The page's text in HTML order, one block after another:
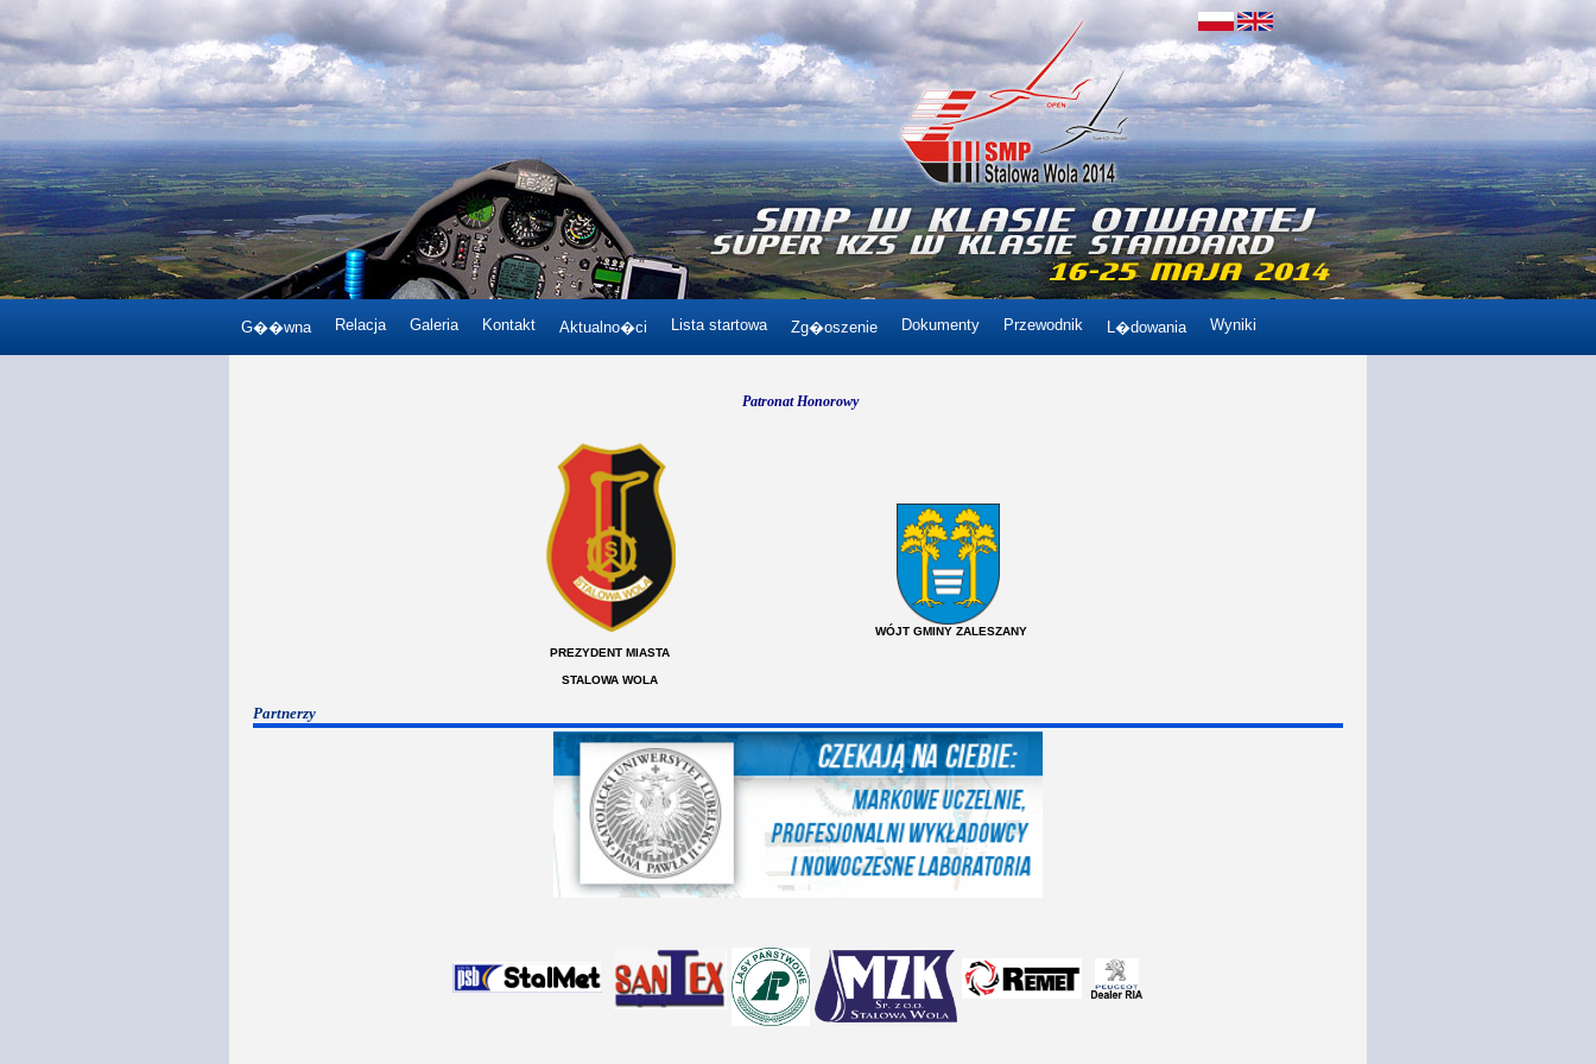
G��wna Relacja Galeria Kontakt Aktualno�ci Lista startowa Zg�oszenie Dokumenty Przewodnik L�dowania Wyniki
Patronat Honorowy
PREZYDENT MIASTA
STALOWA WOLA
WÓJT GMINY ZALESZANY
Partnerzy